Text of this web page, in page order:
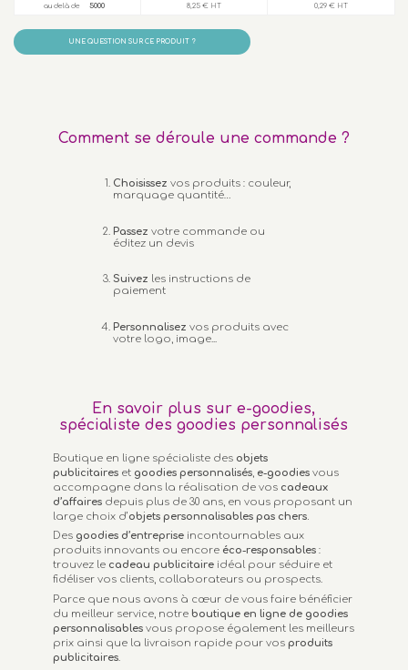
au delà de 5000 8,25 € HT 0,29 € HT
UNE QUESTION SUR CE PRODUIT ?
Comment se déroule une commande ?
Choisissez vos produits : couleur,
marquage quantité…
Passez votre commande ou
éditez un devis
Suivez les instructions de
paiement
Personnalisez vos produits avec
votre logo, image...
En savoir plus sur e-goodies,
spécialiste des goodies personnalisés
Boutique en ligne spécialiste des objets
publicitaires et goodies personnalisés, e-goodies vous
accompagne dans la réalisation de vos cadeaux
d’affaires depuis plus de 30 ans, en vous proposant un
large choix d’objets personnalisables pas chers.
Des goodies d’entreprise incontournables aux
produits innovants ou encore éco-responsables :
trouvez le cadeau publicitaire idéal pour séduire et
fidéliser vos clients, collaborateurs ou prospects.
Parce que nous avons à cœur de vous faire bénéficier
du meilleur service, notreboutique en ligne de goodies
personnalisables vous propose également les meilleurs
prix ainsi que la livraison rapide pour vos produits
publicitaires.